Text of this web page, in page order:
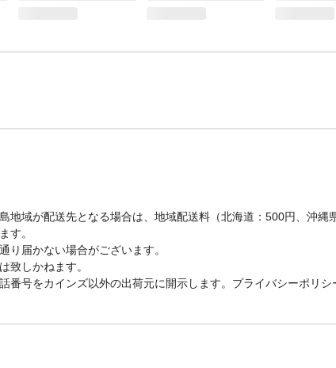
地域が配送先となる場合は、地域配送料（北海道：500円、沖
す。
り届かない場合がございます。
致しかねます。
番号をカインズ以外の出荷元に開示します。プライバシーポリシ